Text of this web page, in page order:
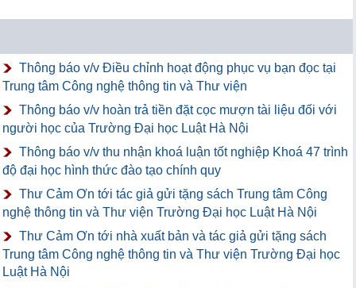
Thông báo v/v Điều chỉnh hoạt động phục vụ bạn đọc tại
Trung tâm Công nghệ thông tin và Thư viện
Thông báo v/v hoàn trả tiền đặt cọc mượn tài liệu đối với
người học của Trường Đại học Luật Hà Nội
Thông báo v/v thu nhận khoá luận tốt nghiệp Khoá 47 trình
độ đại học hình thức đào tạo chính quy
Thư Cảm Ơn tới tác giả gửi tặng sách Trung tâm Công
nghệ thông tin và Thư viện Trường Đại học Luật Hà Nội
Thư Cảm Ơn tới nhà xuất bản và tác giả gửi tặng sách
Trung tâm Công nghệ thông tin và Thư viện Trường Đại học
Luật Hà Nội